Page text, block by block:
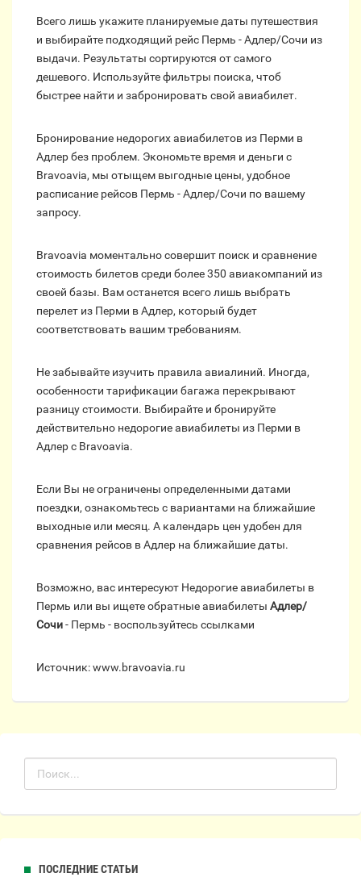
Всего лишь укажите планируемые даты путешествия
и выбирайте подходящий рейс Пермь - Адлер/Сочи из
выдачи. Результаты сортируются от самого
дешевого. Используйте фильтры поиска, чтоб
быстрее найти и забронировать свой авиабилет.
Бронирование недорогих авиабилетов из Перми в
Адлер без проблем. Экономьте время и деньги с
Bravoavia, мы отыщем выгодные цены, удобное
расписание рейсов Пермь - Адлер/Сочи по вашему
запросу.
Bravoavia моментально совершит поиск и сравнение
стоимость билетов среди более 350 авиакомпаний из
своей базы. Вам останется всего лишь выбрать
перелет из Перми в Адлер, который будет
соответствовать вашим требованиям.
Не забывайте изучить правила авиалиний. Иногда,
особенности тарификации багажа перекрывают
разницу стоимости. Выбирайте и бронируйте
действительно недорогие авиабилеты из Перми в
Адлер с Bravoavia.
Если Вы не ограничены определенными датами
поездки, ознакомьтесь с вариантами на ближайшие
выходные или месяц. А календарь цен удобен для
сравнения рейсов в Адлер на ближайшие даты.
Возможно, вас интересуют Недорогие авиабилеты в
Пермь или вы ищете обратные авиабилеты Адлер/
Сочи- Пермь - воспользуйтесь ссылками
Источник: www.bravoavia.ru
ПОСЛЕДНИЕ СТАТЬИ